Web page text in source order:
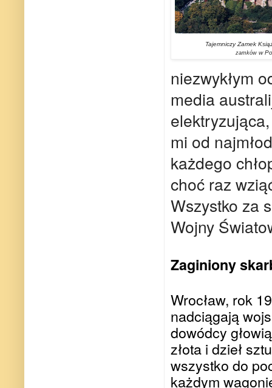
Tajemniczy Zamek
zamków w
niezwykłym
media
mi od
każdego
choć raz
Wszystko za
Wojny
Zaginiony
Wrocław, rok
nadciągają
dowódcy
złota i dzieł
wszystko do
każdym